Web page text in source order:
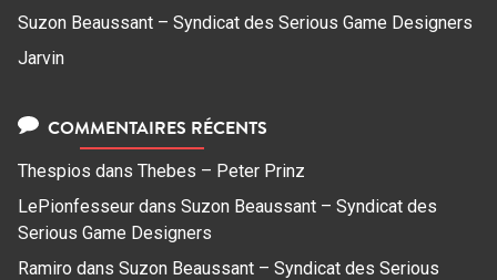
Suzon Beaussant – Syndicat des Serious Game Designers
Jarvin
COMMENTAIRES RÉCENTS
Thespios dans Thebes – Peter Prinz
LePionfesseur dans Suzon Beaussant – Syndicat des
Serious Game Designers
Ramiro dans Suzon Beaussant – Syndicat des Serious